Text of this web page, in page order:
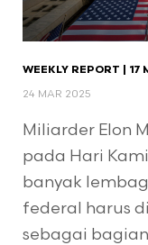
WEEKLY REPORT | 17
24 MAR 2025
Miliarder Elon
pada Hari
banyak
federal harus
sebagai